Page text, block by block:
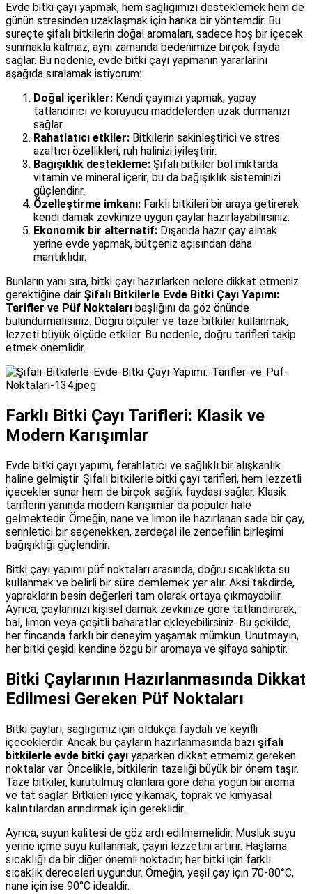
Evde bitki çayı yapmak, hem sağlığımızı desteklemek hem de
günün stresinden uzaklaşmak için harika bir yöntemdir. Bu
süreçte şifalı bitkilerin doğal aromaları, sadece hoş bir içecek
sunmakla kalmaz, aynı zamanda bedenimize birçok fayda
sağlar. Bu nedenle, evde bitki çayı yapmanın yararlarını
aşağıda sıralamak istiyorum:
Doğal içerikler: Kendi çayınızı yapmak, yapay
tatlandırıcı ve koruyucu maddelerden uzak durmanızı
sağlar.
Rahatlatıcı etkiler: Bitkilerin sakinleştirici ve stres
azaltıcı özellikleri, ruh halinizi iyileştirir.
Bağışıklık destekleme: Şifalı bitkiler bol miktarda
vitamin ve mineral içerir; bu da bağışıklık sisteminizi
güçlendirir.
Özelleştirme imkanı: Farklı bitkileri bir araya getirerek
kendi damak zevkinize uygun çaylar hazırlayabilirsiniz.
Ekonomik bir alternatif: Dışarıda hazır çay almak
yerine evde yapmak, bütçeniz açısından daha
mantıklıdır.
Bunların yanı sıra, bitki çayı hazırlarken nelere dikkat etmeniz
gerektiğine dair Şifalı Bitkilerle Evde Bitki Çayı Yapımı:
Tarifler ve Püf Noktaları başlığını da göz önünde
bulundurmalısınız. Doğru ölçüler ve taze bitkiler kullanmak,
lezzeti büyük ölçüde etkiler. Bu nedenle, doğru tarifleri takip
etmek önemlidir.
Farklı Bitki Çayı Tarifleri: Klasik ve
Modern Karışımlar
Evde bitki çayı yapımı, ferahlatıcı ve sağlıklı bir alışkanlık
haline gelmiştir. Şifalı bitkilerle bitki çayı tarifleri, hem lezzetli
içecekler sunar hem de birçok sağlık faydası sağlar. Klasik
tariflerin yanında modern karışımlar da popüler hale
gelmektedir. Örneğin, nane ve limon ile hazırlanan sade bir çay,
serinletici bir seçenekken, zerdeçal ile zencefilin birleşimi
bağışıklığı güçlendirir.
Bitki çayı yapımı püf noktaları arasında, doğru sıcaklıkta su
kullanmak ve belirli bir süre demlemek yer alır. Aksi takdirde,
yaprakların besin değerleri tam olarak ortaya çıkmayabilir.
Ayrıca, çaylarınızı kişisel damak zevkinize göre tatlandırarak;
bal, limon veya çeşitli baharatlar ekleyebilirsiniz. Bu şekilde,
her fincanda farklı bir deneyim yaşamak mümkün. Unutmayın,
her bitki çeşidi kendine özgü bir aromaya ve şifaya sahiptir.
Bitki Çaylarının Hazırlanmasında Dikkat
Edilmesi Gereken Püf Noktaları
Bitki çayları, sağlığımız için oldukça faydalı ve keyifli
içeceklerdir. Ancak bu çayların hazırlanmasında bazı şifalı
bitkilerle evde bitki çayı yaparken dikkat etmemiz gereken
noktalar var. Öncelikle, bitkilerin tazeliği büyük bir önem taşır.
Taze bitkiler, kurutulmuş olanlara göre daha yoğun bir aroma
ve tat sağlar. Bitkileri iyice yıkamak, toprak ve kimyasal
kalıntılardan arındırmak için gereklidir.
Ayrıca, suyun kalitesi de göz ardı edilmemelidir. Musluk suyu
yerine içme suyu kullanmak, çayın lezzetini artırır. Haşlama
sıcaklığı da bir diğer önemli noktadır; her bitki için farklı
sıcaklık dereceleri uygundur. Örneğin, yeşil çay için 70-80°C,
nane için ise 90°C idealdir.